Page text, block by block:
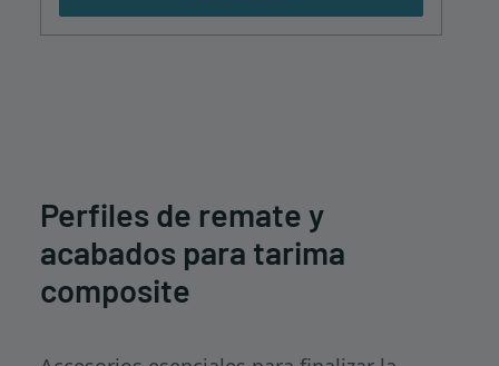
Perfiles de remate y
acabados para tarima
composite